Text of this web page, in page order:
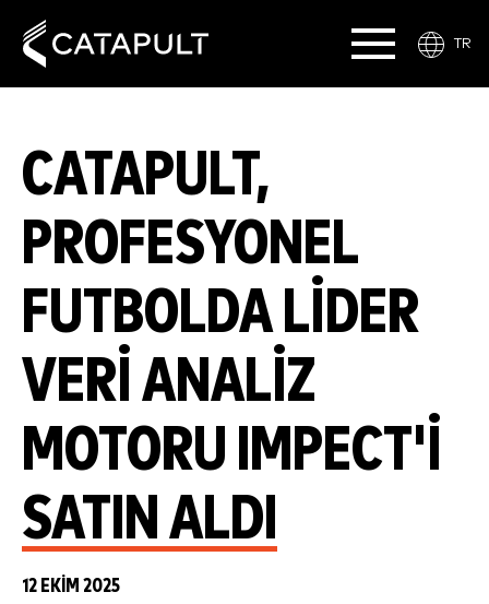
TR
CATAPULT,
PROFESYONEL
FUTBOLDA LIDER
VERI ANALIZ
MOTORU IMPECT'I
SATIN ALDI
12 EKIM 2025